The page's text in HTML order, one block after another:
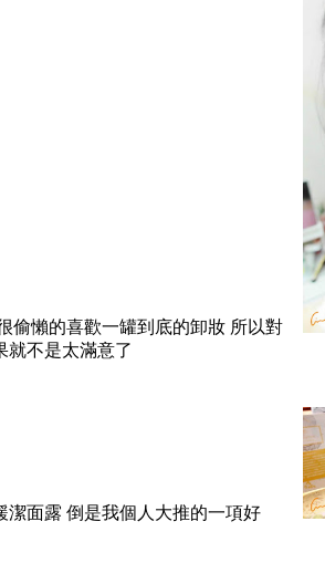
偷懶的喜歡一罐到底的卸妝 所以對
就不是太滿意了
潔面露 倒是我個人大推的一項好